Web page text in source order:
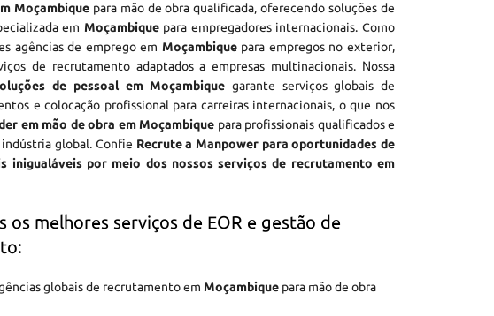
Moçambiquepara mão de obra qualificada, oferecendo soluções de
em Moçambiquepara empregadores internacionais. Como
agências de emprego em Moçambiquepara empregos no exterior,
de recrutamento adaptados a empresas multinacionais. Nossa
de pessoal em Moçambique garante serviços globais de
e colocação profissional para carreiras internacionais, o que nos
em mão de obra em Moçambique para profissionais qualificados e
indústria global. Confie Recrute a Manpower para oportunidades de
inigualáveis por meio dos nossos serviços de recrutamento em
os melhores serviços de EOR e gestão de
globais de recrutamento em Moçambique para mão de obra